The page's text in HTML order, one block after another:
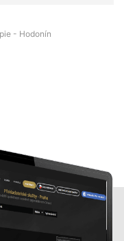
- Hodonín